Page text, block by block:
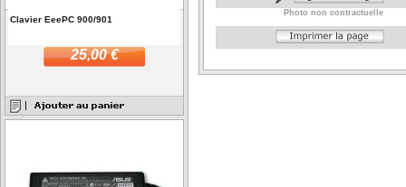
Clavier EeePC 900/901
25,00 €
Photo non contractuelle